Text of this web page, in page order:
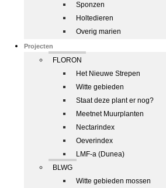
Sponzen
Holtedieren
Overig marien
Projecten
FLORON
Het Nieuwe Strepen
Witte gebieden
Staat deze plant er nog?
Meetnet Muurplanten
Nectarindex
Oeverindex
LMF-a (Dunea)
BLWG
Witte gebieden mossen